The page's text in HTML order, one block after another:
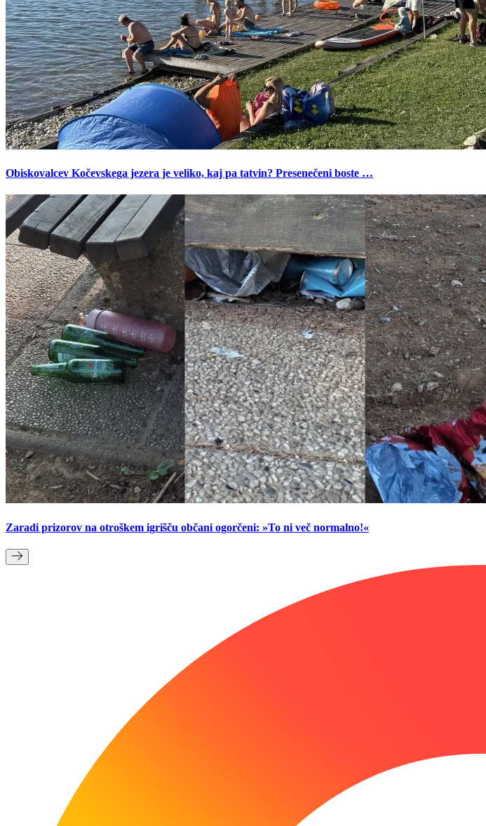
Obiskovalcev Kočevskega jezera je veliko, kaj pa tatvin? Presenečeni boste …
Zaradi prizorov na otroškem igrišču občani ogorčeni: »To ni več normalno!«